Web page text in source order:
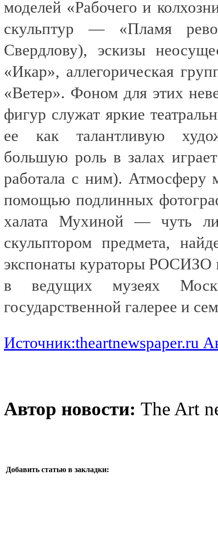
моделей «Рабочего и
скульптур — «Пламя
Свердлову), эскизы
«Икар», аллегорическая
«Ветер». Фоном для этих
фигур служат яркие
ее как талантливую
большую роль в залах
работала с ним). Атмосферу
помощью подлинных
халата Мухиной — чуть ли
скульптором предмета,
экспонаты кураторы РОСИЗО
в ведущих музеях
государственной галерее и
Источник:theartnewspaper.ru
Автор новости: The Art
Добавить статью в закладки: